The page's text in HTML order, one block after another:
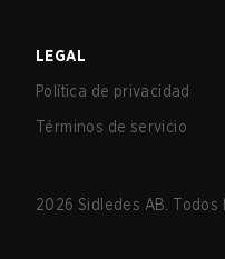
LEGAL
Política de privacidad
Términos de servicio
2026 Sidledes AB.